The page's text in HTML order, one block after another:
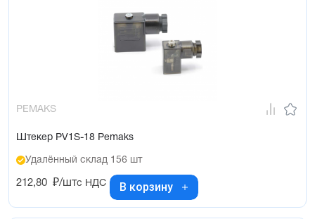
PEMAKS
Штекер PV1S-18 Pemaks
Удалённый склад 156 шт
212,80 ₽/штс НДС В корзину